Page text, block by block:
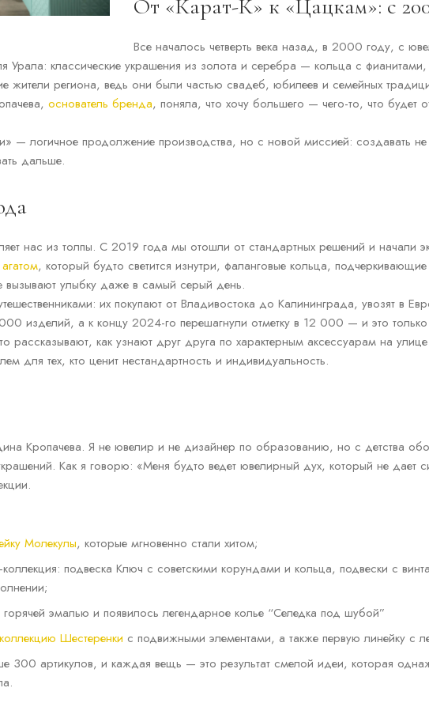
От «Карат-К» к «Цацкам»: с
Все началось четверть века назад, в 2000 году, с
Урала: классические украшения из золота и серебра — кольца с
жители региона, ведь они были частью свадеб, юбилеев и семейных
основатель бренда, поняла, что хочу большего — чего-то, что
— логичное продолжение производства, но с новой миссией: создавать
дальше.
нас из толпы. С 2019 года мы отошли от стандартных решений и начали
, который будто светится изнутри, фаланговые кольца,
вызывают улыбку даже в самый серый день.
их покупают от Владивостока до Калининграда, увозят в
изделий, а к концу 2024-го перешагнули отметку в 12 000 — и это
рассказывают, как узнают друг друга по характерным аксессуарам на
для тех, кто ценит нестандартность и индивидуальность.
Кропачева. Я не ювелир и не дизайнер по образованию, но с детства
Как я говорю: «Меня будто ведет ювелирный дух, который не дает
Молекулы, которые мгновенно стали хитом;
подвеска Ключ с советскими корундами и кольца, подвески с
эмалью и появилось легендарное колье “Селедка под шубой”
коллекцию Шестеренки с подвижными элементами, а также первую линейку с
300 артикулов, и каждая вещь — это результат смелой идеи, которая